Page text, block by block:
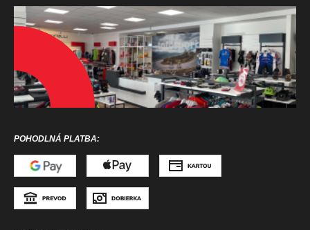
POHODLNÁ PLATBA: